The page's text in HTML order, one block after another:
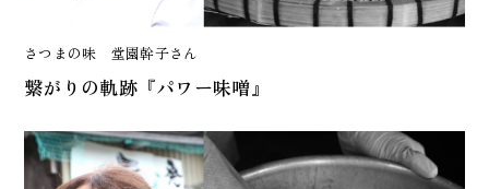
さつまの味 堂園幹子さん
繋がりの軌跡『パワー味噌』